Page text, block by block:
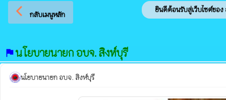
arrow_back_ios กลับเมนูหลัก
ยินดีต้อนรับสู่เว็บไซต์ของ องค์
flagนโยบายนายก อบจ. สิงห์บุรี
นโยบายนายก อบจ. สิงห์บุรี